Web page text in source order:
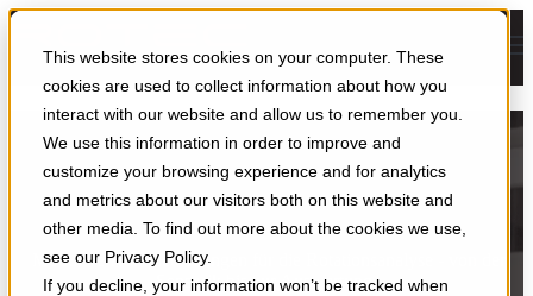
This website stores cookies on your computer. These
cookies are used to collect information about how you
interact with our website and allow us to remember you.
We use this information in order to improve and
customize your browsing experience and for analytics
and metrics about our visitors both on this website and
other media. To find out more about the cookies we use,
see our Privacy Policy.
If you decline, your information won’t be tracked when
Open main navigation
Unsere
Lösungen
Modulare Komplettlösungen für die Rotationsanalyse - von der
Sensorik bis zur Auswertung